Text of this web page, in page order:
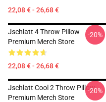
22,08 € - 26,68 €
Jschlatt 4 Throw Pillow
Premium Merch Store
22,08 € - 26,68 €
-20%
Jschlatt Cool 2 Throw Pillow
Premium Merch Store
-20%